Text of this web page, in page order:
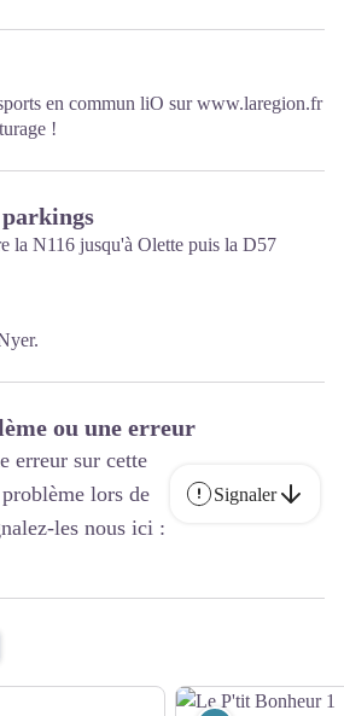
en commun liO surwww.laregion.fr
!
la N116 jusqu'à Olette puis la D57
ou une erreur
erreur sur cette
lors de
les nous ici :
Signaler